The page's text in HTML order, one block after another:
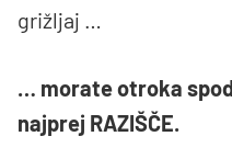
grižljaj …
… morate otroka
najprej RAZIŠČE.